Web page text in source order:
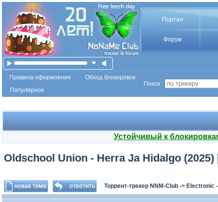
Портал
Форум
Правила оформления
Обход блокировок
Популярное
Поиск :
Устойчивый к
Oldschool Union - Herra Ja Hidalgo
Торрент-трекер NNM-Club -> Electronic